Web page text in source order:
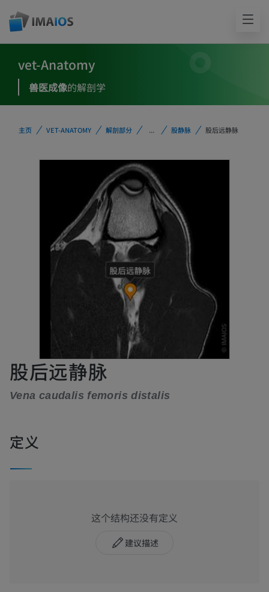
vet-Anatomy
兽医成像的解剖学
主页 VET-ANATOMY 解剖部分 ... 股静脉 股后远静脉
股后远静脉
Vena caudalis femoris distalis
定义
这个结构还没有定义
建议描述